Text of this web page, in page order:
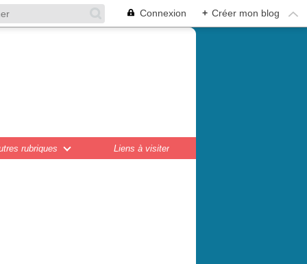
Connexion + Créer mon blog
rubriques Liens à visiter